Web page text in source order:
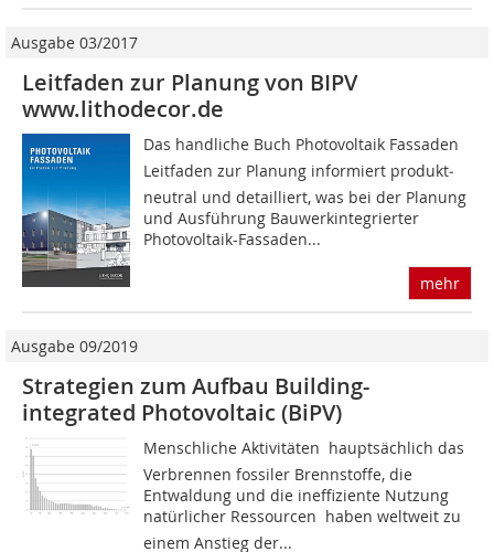
Ausgabe 03/2017
Leitfaden zur Planung von BIPV
www.lithodecor.de
Das handliche Buch Photovoltaik Fassaden 
Leitfaden zur Planung informiert produkt­
neutral und detailliert, was bei der Planung
und Ausführung Bauwerkintegrierter
Photovoltaik-Fassaden...
mehr
Ausgabe 09/2019
Strategien zum Aufbau Building-
integrated Photovoltaic (BiPV)
Menschliche Aktivitäten  hauptsächlich das
Verbrennen fossiler Brennstoffe, die
Entwaldung und die ineffiziente Nutzung
natürlicher Ressourcen  haben weltweit zu
einem Anstieg der...